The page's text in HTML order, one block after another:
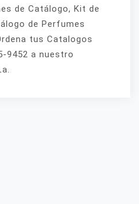
de Catálogo, Kit de
de Perfumes
tus Catalogos
9452 a nuestro